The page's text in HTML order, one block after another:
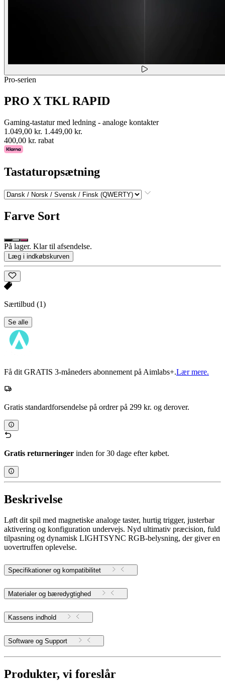
Pro-serien
PRO X TKL RAPID
Gaming-tastatur med ledning - analoge kontakter
1.049,00 kr. 1.449,00 kr.
400,00 kr. rabat
Tastaturopsætning
Farve Sort
På lager. Klar til afsendelse.
Læg i indkøbskurven
Særtilbud (1)
Se alle
Få dit GRATIS 3-måneders abonnement på Aimlabs+.Lær mere.
Gratis standardforsendelse på ordrer på 299 kr. og derover.
Gratis returneringer inden for 30 dage efter købet.
Beskrivelse
Løft dit spil med magnetiske analoge taster, hurtig trigger, justerbar
aktivering og konfiguration undervejs. Nyd ultimativ præcision, fuld
tilpasning og dynamisk LIGHTSYNC RGB-belysning, der giver en
uovertruffen oplevelse.
Specifikationer og kompatibilitet
Materialer og bæredygtighed
Kassens indhold
Software og Support
Produkter, vi foreslår